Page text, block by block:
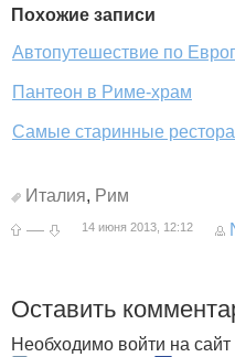
Похожие записи
Автопутешествие по
Пантеон в Риме-храм
Самые старинные
Италия, Рим
—
14 июня 2013, 12:12
Оставить
Необходимо войти на сайт